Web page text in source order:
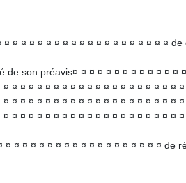
¤ ¤ ¤ ¤ ¤ ¤ ¤ ¤ ¤ ¤ ¤ ¤ ¤ ¤ ¤ ¤ ¤ ¤ ¤ de
de son préavis¤ ¤ ¤ ¤ ¤ ¤ ¤ ¤ ¤ ¤ ¤ ¤ ¤
¤ ¤ ¤ ¤ ¤ ¤ ¤ ¤ ¤ ¤ ¤ ¤ ¤ ¤ ¤ ¤ ¤ ¤ ¤ ¤
¤ ¤ ¤ ¤ ¤ ¤ ¤ ¤ ¤ ¤ ¤ ¤ ¤ ¤ ¤ ¤ ¤ ¤ ¤ ¤
¤ ¤ ¤ ¤ ¤ ¤ ¤ ¤ ¤ ¤ ¤ ¤ ¤ ¤ ¤ ¤ ¤ ¤ ¤ ¤
¤ ¤ ¤ ¤ ¤ ¤ ¤ ¤ ¤ ¤ ¤ ¤ ¤ ¤ ¤ ¤ ¤ ¤ ¤ de